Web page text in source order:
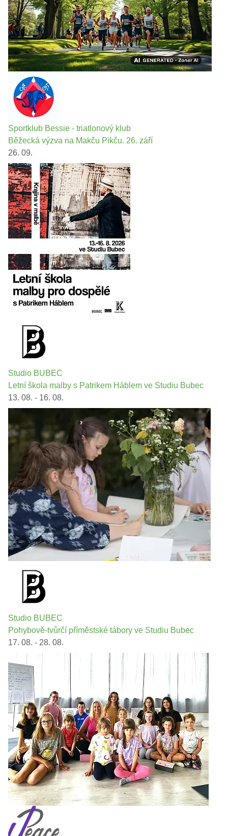
Sportklub Bessie - triatlonový klub
Běžecká výzva na Makču Pikču. 26. září
26. 09.
Studio BUBEC
Letní škola malby s Patrikem Háblem ve Studiu Bubec
13. 08. - 16. 08.
Studio BUBEC
Pohybově-tvůrčí příměstské tábory ve Studiu Bubec
17. 08. - 28. 08.